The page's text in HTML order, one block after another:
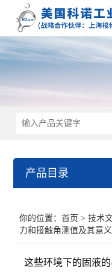
产品目录
表面张力仪
界面张力仪
你的位置：首页 >技术
力和接触角测值及其意义
这些环境下的固液